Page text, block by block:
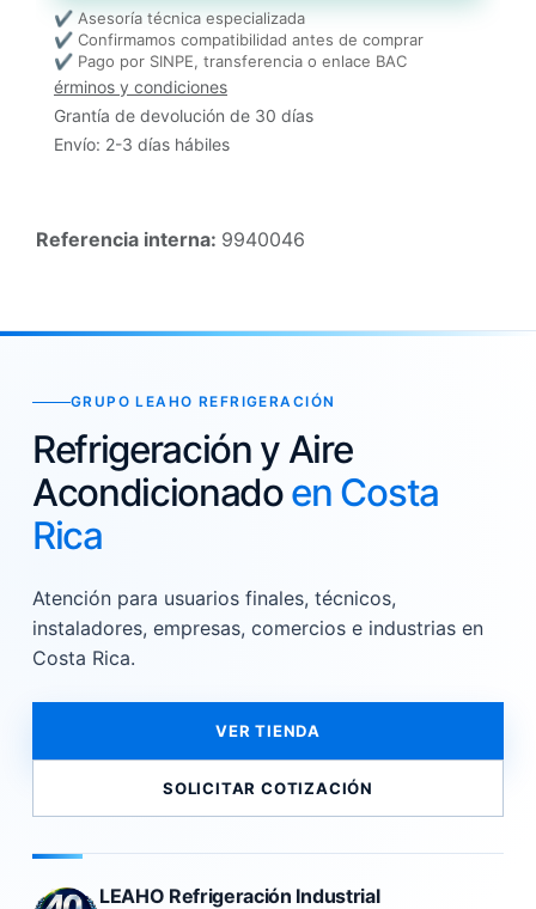
✔ Asesoría técnica especializada
✔ Confirmamos compatibilidad antes de comprar
✔ Pago por SINPE, transferencia o enlace BAC
érminos y condiciones
Grantía de devolución de 30 días
Envío: 2-3 días hábiles
Referencia interna: 9940046
GRUPO LEAHO REFRIGERACIÓN
Refrigeración y Aire
Acondicionadoen Costa
Rica
Atención para usuarios finales, técnicos,
instaladores, empresas, comercios e industrias en
Costa Rica.
VER TIENDA
SOLICITAR COTIZACIÓN
LEAHO Refrigeración Industrial